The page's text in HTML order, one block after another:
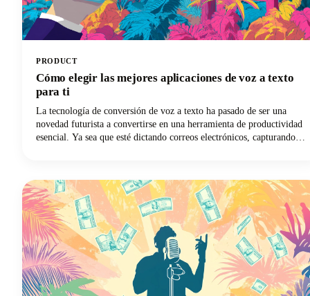
PRODUCT
Cómo elegir las mejores aplicaciones de voz a texto
para ti
La tecnología de conversión de voz a texto ha pasado de ser una
novedad futurista a convertirse en una herramienta de productividad
esencial. Ya sea que esté dictando correos electrónicos, capturando